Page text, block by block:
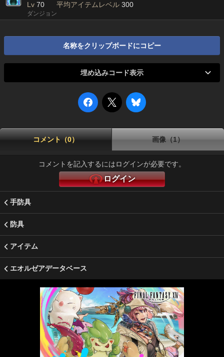
Lv 70 平均アイテムレベル 300
ダンジョン
名称をクリップボードにコピー
埋め込みコード表示
コメント（0） 画像（1）
コメントを記入するにはログインが必要です。
ログイン
手防具
防具
アイテム
エオルゼアデータベース